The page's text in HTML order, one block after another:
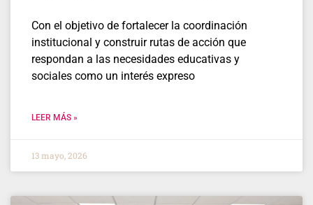
Con el objetivo de fortalecer la coordinación
institucional y construir rutas de acción que
respondan a las necesidades educativas y
sociales como un interés expreso
LEER MÁS »
13 mayo, 2026